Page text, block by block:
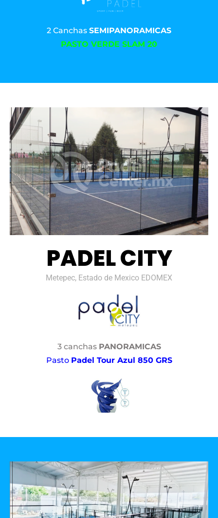
2 Canchas SEMIPANORAMICAS
PASTO VERDE SLAM 20
PADEL CITY
Metepec, Estado de Mexico EDOMEX
3 canchas PANORAMICAS
Pasto Padel Tour Azul 850 GRS